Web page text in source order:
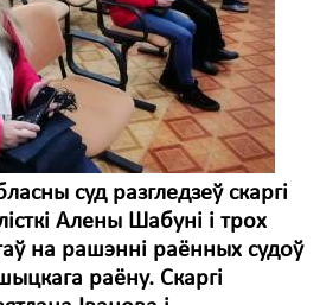
суд разгледзеў скаргі
Алены Шабуні і трох
на рашэнні раённых судоў
раёну. Скаргі